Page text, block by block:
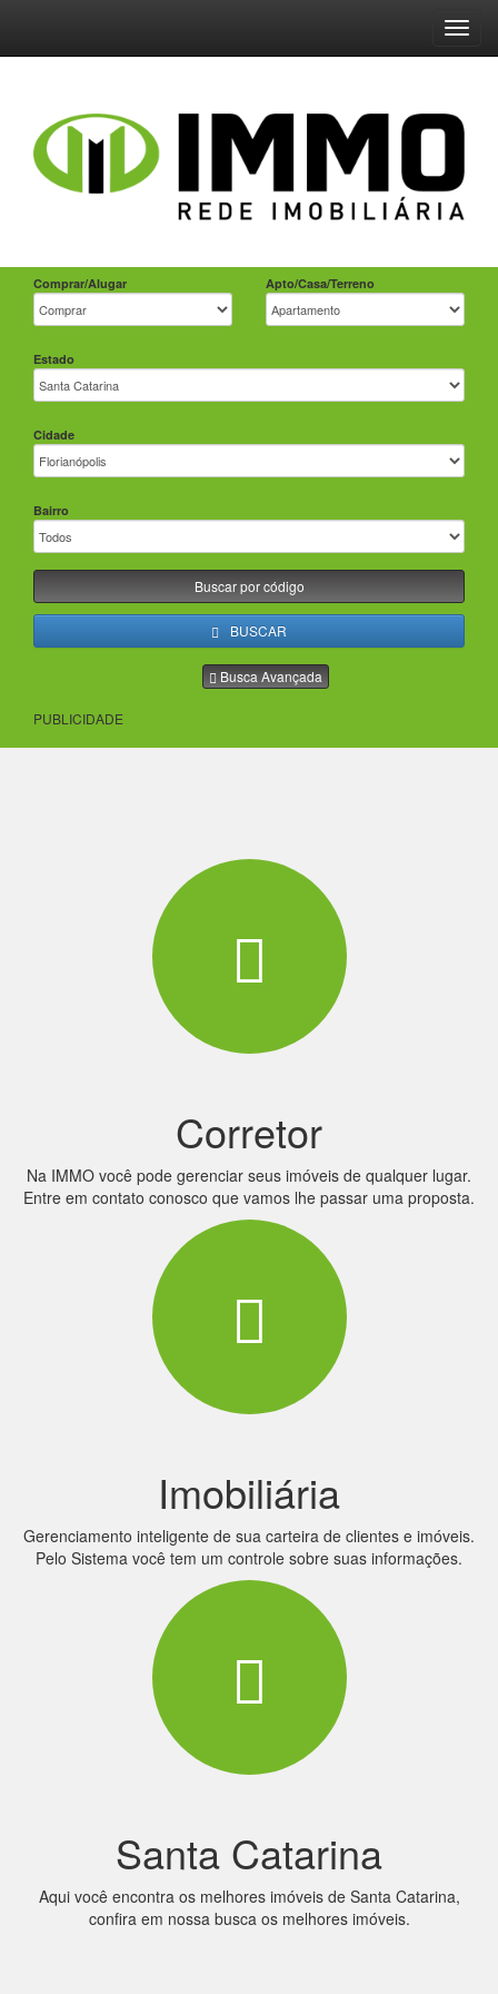
Comprar/Alugar Apto/Casa/Terreno
Estado
Cidade
Bairro
Buscar por código
BUSCAR
Busca Avançada
PUBLICIDADE
Corretor
Na IMMO você pode gerenciar seus imóveis de qualquer lugar.
Entre em contato conosco que vamos lhe passar uma proposta.
Imobiliária
Gerenciamento inteligente de sua carteira de clientes e imóveis.
Pelo Sistema você tem um controle sobre suas informações.
Santa Catarina
Aqui você encontra os melhores imóveis de Santa Catarina,
confira em nossa busca os melhores imóveis.